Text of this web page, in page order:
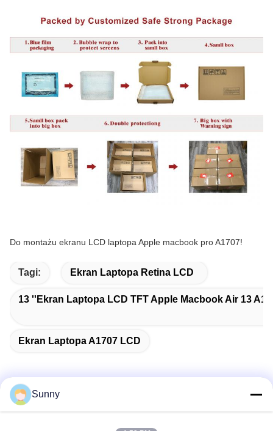
Do montażu ekranu LCD laptopa Apple macbook pro A1707!
Tagi: Ekran Laptopa Retina LCD
13 ''ekran Laptopa LCD TFT Apple Macbook Air 13
Ekran Laptopa A1707 LCD
Sunny